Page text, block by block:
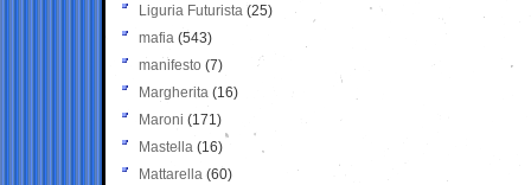
Liguria Futurista (25)
mafia (543)
manifesto (7)
Margherita (16)
Maroni (171)
Mastella (16)
Mattarella (60)